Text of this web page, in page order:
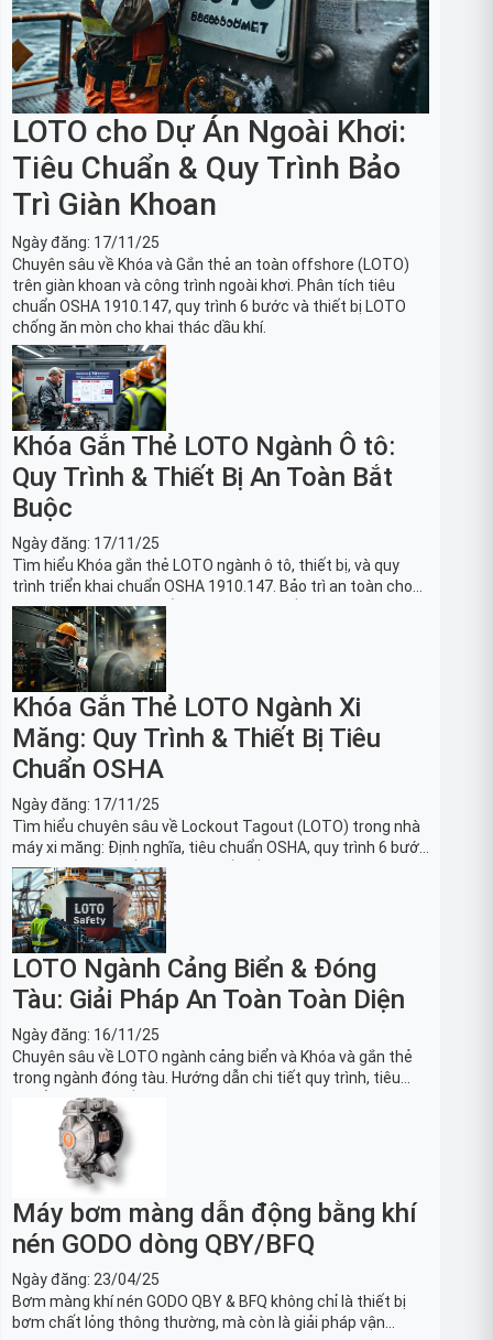
LOTO cho Dự Án Ngoài Khơi:
Tiêu Chuẩn & Quy Trình Bảo
Trì Giàn Khoan
Ngày đăng: 17/11/25
Chuyên sâu về Khóa và Gắn thẻ an toàn offshore (LOTO)
trên giàn khoan và công trình ngoài khơi. Phân tích tiêu
chuẩn OSHA 1910.147, quy trình 6 bước và thiết bị LOTO
chống ăn mòn cho khai thác dầu khí.
Khóa Gắn Thẻ LOTO Ngành Ô tô:
Quy Trình & Thiết Bị An Toàn Bắt
Buộc
Ngày đăng: 17/11/25
Tìm hiểu Khóa gắn thẻ LOTO ngành ô tô, thiết bị, và quy
trình triển khai chuẩn OSHA 1910.147. Bảo trì an toàn cho
robot, băng tải sản xuất ô tô và dây chuyền lắp ráp xe hơi.
Khóa Gắn Thẻ LOTO Ngành Xi
Măng: Quy Trình & Thiết Bị Tiêu
Chuẩn OSHA
Ngày đăng: 17/11/25
Tìm hiểu chuyên sâu về Lockout Tagout (LOTO) trong nhà
máy xi măng: Định nghĩa, tiêu chuẩn OSHA, quy trình 6 bước
và danh sách thiết bị LOTO thiết yếu. Giải pháp bảo trì lò
nung, máy nghiền an toàn.
LOTO Ngành Cảng Biển & Đóng
Tàu: Giải Pháp An Toàn Toàn Diện
Ngày đăng: 16/11/25
Chuyên sâu về LOTO ngành cảng biển và Khóa và gắn thẻ
trong ngành đóng tàu. Hướng dẫn chi tiết quy trình, tiêu
chuẩn OSHA, thiết bị và Giải pháp LOTO trong công nghiệp
đóng tàu toàn diện.
Máy bơm màng dẫn động bằng khí
nén GODO dòng QBY/BFQ
Ngày đăng: 23/04/25
Bơm màng khí nén GODO QBY & BFQ không chỉ là thiết bị
bơm chất lỏng thông thường, mà còn là giải pháp vận